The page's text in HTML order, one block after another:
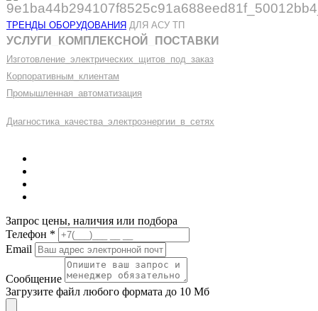
ТРЕНДЫ ОБОРУДОВАНИЯ ДЛЯ АСУ ТП
УСЛУГИ КОМПЛЕКСНОЙ ПОСТАВКИ
Изготовление электрических щитов под заказ
Корпоративным клиентам
Промышленная автоматизация
Диагностика качества электроэнергии в сетях
Запрос цены, наличия или подбора
Телефон *
Email
Сообщение
Загрузите файл любого формата до 10 Мб